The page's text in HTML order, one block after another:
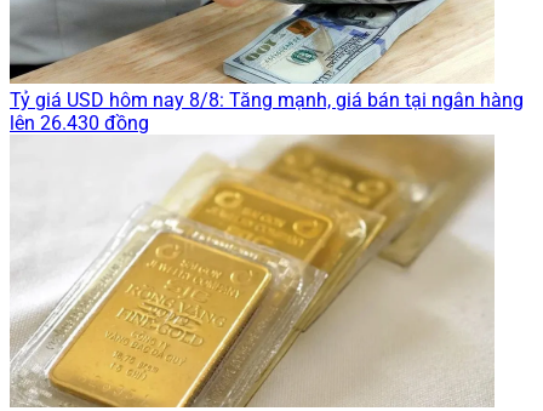
Tỷ giá USD hôm nay 8/8: Tăng mạnh, giá bán tại ngân hàng
lên 26.430 đồng